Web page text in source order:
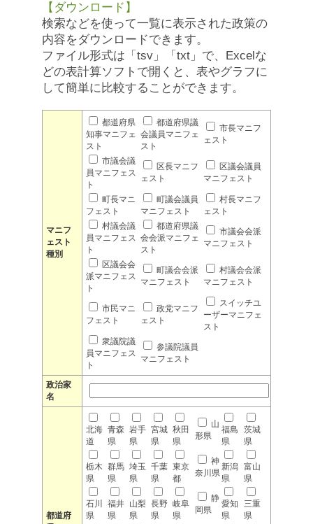
【ダウンロード】
検索などを使って一覧に表示された政策の
内容をダウンロードできます。
ファイル形式は「tsv」「txt」で、Excelな
どの表計算ソフトで開くと、表やグラフに
して簡単に比較することができます。
マニフ
ェスト
種別
都道府県
知事マニフェ
スト
都道府県議
会議員マニフェ
スト
市長マニフ
ェスト
市議会議
員マニフェス
ト
区長マニフ
ェスト
区議会議員
マニフェスト
町長マニ
フェスト
町議会議員
マニフェスト
村長マニフ
ェスト
村議会議
員マニフェス
ト
都道府県議
会会派マニフェ
スト
市議会会派
マニフェスト
区議会会
派マニフェス
ト
町議会会派
マニフェスト
村議会会派
マニフェスト
市民マニ
フェスト
政党マニフ
ェスト
スイッチユ
ーザーマニフェ
スト
衆議院議
員マニフェス
ト
参議院議員
マニフェスト
政治家
名
都道府
北海
道
青森
県
岩手
県
宮城
県
秋田
県
山
形県
福島
県
茨城
県
栃木
県
群馬
県
埼玉
県
千葉
県
東京
都
神
奈川県
新潟
県
富山
県
石川
県
福井
県
山梨
県
長野
県
岐阜
県
静
岡県
愛知
県
三重
県